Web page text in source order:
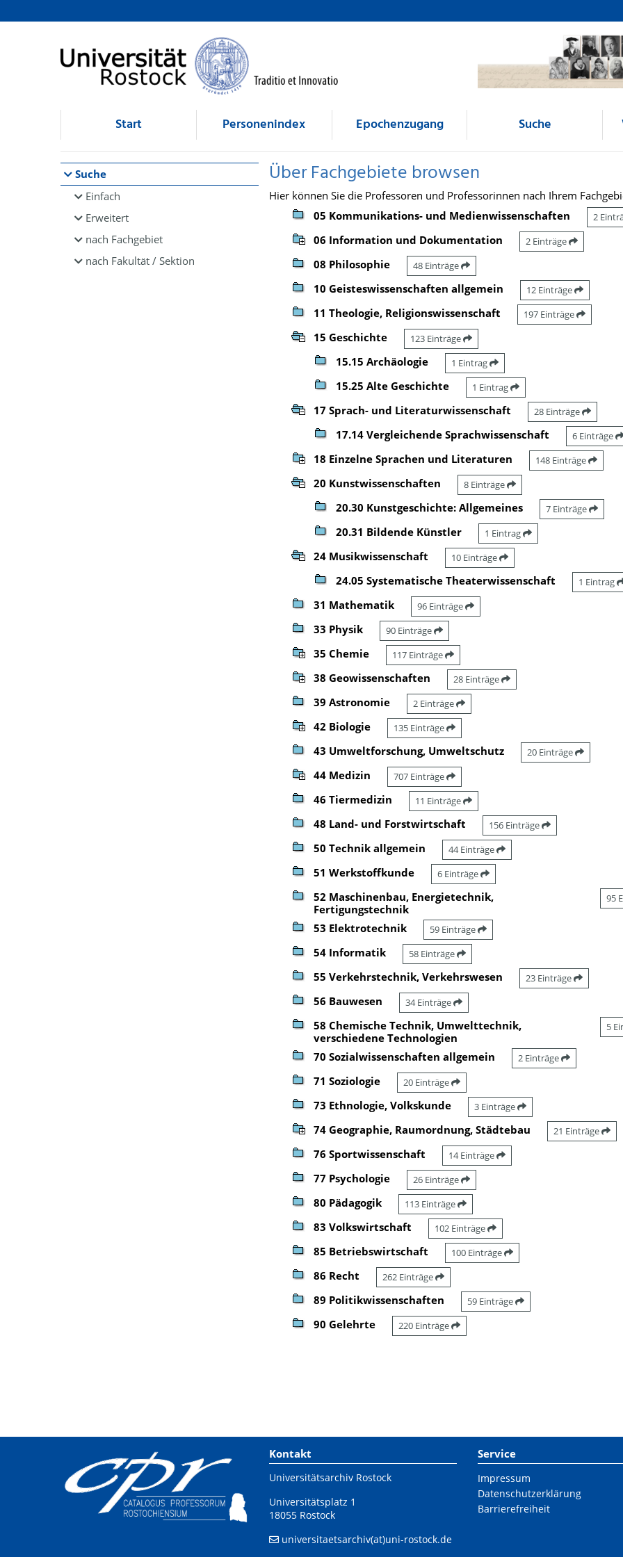
Browsen
direkt zum Inhalt
Start Personenindex Epochenzugang Suche
Suche
Einfach
Erweitert
nach Fachgebiet
nach Fakultät / Sektion
Über Fachgebiete browsen
Hier können Sie die Professoren und Professorinnen nach Ihrem
05 Kommunikations- und Medienwissenschaften
2
06 Information und Dokumentation 2 Einträge
08 Philosophie 48 Einträge
10 Geisteswissenschaften allgemein 12 Einträge
11 Theologie, Religionswissenschaft 197 Einträge
15 Geschichte 123 Einträge
15.15 Archäologie 1 Eintrag
15.25 Alte Geschichte 1 Eintrag
17 Sprach- und Literaturwissenschaft 28 Einträge
17.14 Vergleichende Sprachwissenschaft 6 Einträge
18 Einzelne Sprachen und Literaturen 148 Einträge
20 Kunstwissenschaften 8 Einträge
20.30 Kunstgeschichte: Allgemeines 7 Einträge
20.31 Bildende Künstler 1 Eintrag
24 Musikwissenschaft 10 Einträge
24.05 Systematische Theaterwissenschaft 1 Eintrag
31 Mathematik 96 Einträge
33 Physik 90 Einträge
35 Chemie 117 Einträge
38 Geowissenschaften 28 Einträge
39 Astronomie 2 Einträge
42 Biologie 135 Einträge
43 Umweltforschung, Umweltschutz 20 Einträge
44 Medizin 707 Einträge
46 Tiermedizin 11 Einträge
48 Land- und Forstwirtschaft 156 Einträge
50 Technik allgemein 44 Einträge
51 Werkstoffkunde 6 Einträge
52 Maschinenbau, Energietechnik,
Fertigungstechnik
95
53 Elektrotechnik 59 Einträge
54 Informatik 58 Einträge
55 Verkehrstechnik, Verkehrswesen 23 Einträge
56 Bauwesen 34 Einträge
58 Chemische Technik, Umwelttechnik,
verschiedene Technologien
5
70 Sozialwissenschaften allgemein 2 Einträge
71 Soziologie 20 Einträge
73 Ethnologie, Volkskunde 3 Einträge
74 Geographie, Raumordnung, Städtebau 21 Einträge
76 Sportwissenschaft 14 Einträge
77 Psychologie 26 Einträge
80 Pädagogik 113 Einträge
83 Volkswirtschaft 102 Einträge
85 Betriebswirtschaft 100 Einträge
86 Recht 262 Einträge
89 Politikwissenschaften 59 Einträge
90 Gelehrte 220 Einträge
Kontakt
Universitätsarchiv Rostock
Universitätsplatz 1
18055 Rostock
universitaetsarchiv(at)uni-rostock.de
Service
Impressum
Datenschutzerklärung
Barrierefreiheit